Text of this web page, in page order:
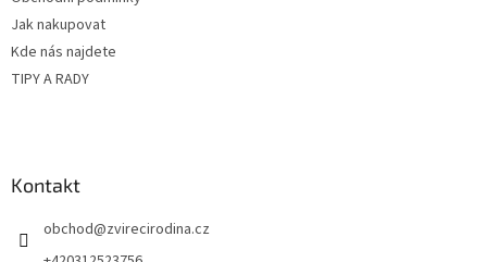
Jak nakupovat
Kde nás najdete
TIPY A RADY
Kontakt
obchod@zvirecirodina.cz